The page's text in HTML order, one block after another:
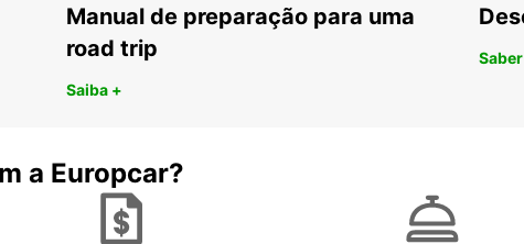
Manual de preparação para uma
road trip
Saiba +
a Europcar?